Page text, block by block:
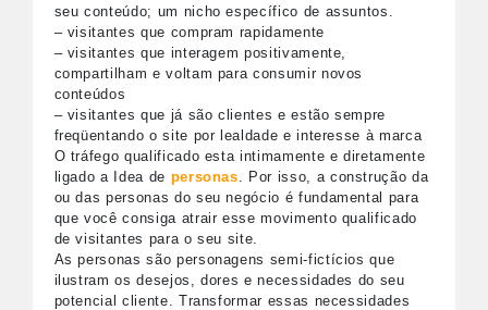
seu conteúdo; um nicho específico de assuntos.
– visitantes que compram rapidamente
– visitantes que interagem positivamente,
compartilham e voltam para consumir novos
conteúdos
– visitantes que já são clientes e estão sempre
freqüentando o site por lealdade e interesse à marca
O tráfego qualificado esta intimamente e diretamente
ligado a Idea de personas . Por isso, a construção da
ou das personas do seu negócio é fundamental para
que você consiga atrair esse movimento qualificado
de visitantes para o seu site.
As personas são personagens semi-fictícios que
ilustram os desejos, dores e necessidades do seu
potencial cliente. Transformar essas necessidades